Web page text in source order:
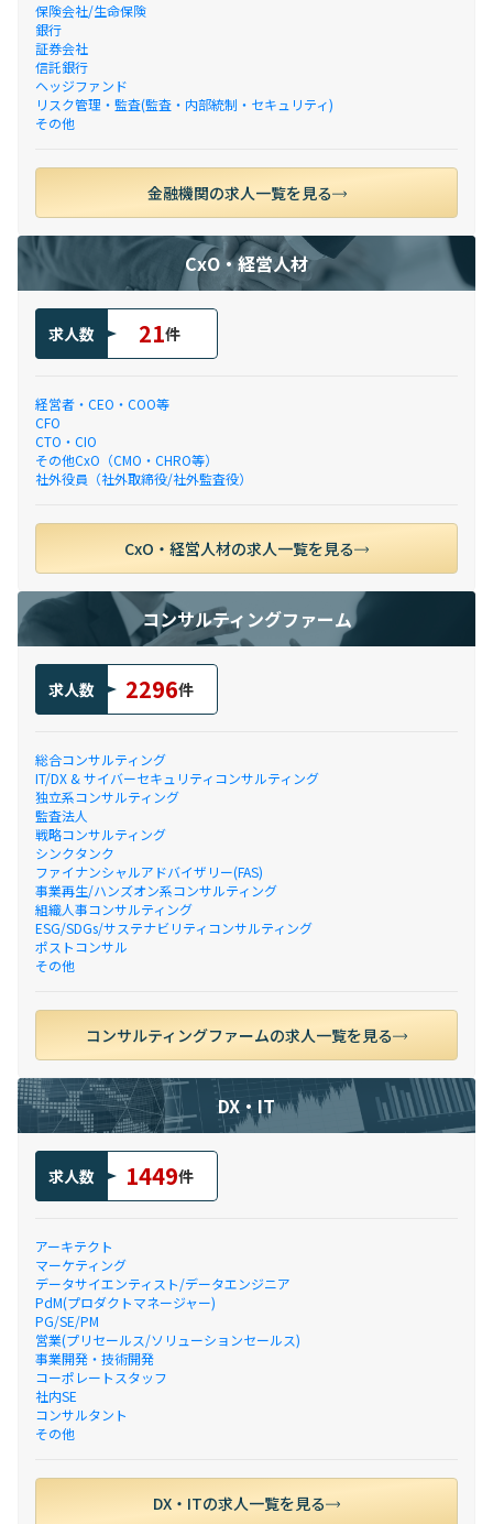
保険会社/生命保険
銀行
証券会社
信託銀行
ヘッジファンド
リスク管理・監査(監査・内部統制・セキュリティ)
その他
金融機関の求人一覧を見る
CxO・経営人材
求人数 21件
経営者・CEO・COO等
CFO
CTO・CIO
その他CxO（CMO・CHRO等）
社外役員（社外取締役/社外監査役）
CxO・経営人材の求人一覧を見る
コンサルティングファーム
求人数 2296件
総合コンサルティング
IT/DX & サイバーセキュリティコンサルティング
独立系コンサルティング
監査法人
戦略コンサルティング
シンクタンク
ファイナンシャルアドバイザリー(FAS)
事業再生/ハンズオン系コンサルティング
組織人事コンサルティング
ESG/SDGs/サステナビリティコンサルティング
ポストコンサル
その他
コンサルティングファームの求人一覧を見る
DX・IT
求人数 1449件
アーキテクト
マーケティング
データサイエンティスト/データエンジニア
PdM(プロダクトマネージャー)
PG/SE/PM
営業(プリセールス/ソリューションセールス)
事業開発・技術開発
コーポレートスタッフ
社内SE
コンサルタント
その他
DX・ITの求人一覧を見る